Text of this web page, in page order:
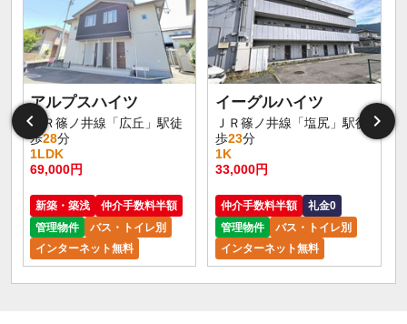
アルプスハイツ
ＪＲ篠ノ井線「広丘」駅徒
歩28分
1LDK
69,000円
新築・築浅
仲介手数料半額
管理物件
バス・トイレ別
インターネット無料
イーグルハイツ
ＪＲ篠ノ井線「塩尻」駅徒
歩23分
1K
33,000円
仲介手数料半額
礼金0
管理物件
バス・トイレ別
インターネット無料